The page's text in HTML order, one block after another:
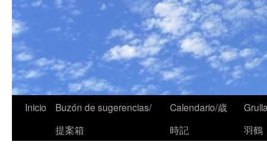
Inicio
Buzón de sugerencias/
提案箱
Calendario/歳
時記
羽鶴